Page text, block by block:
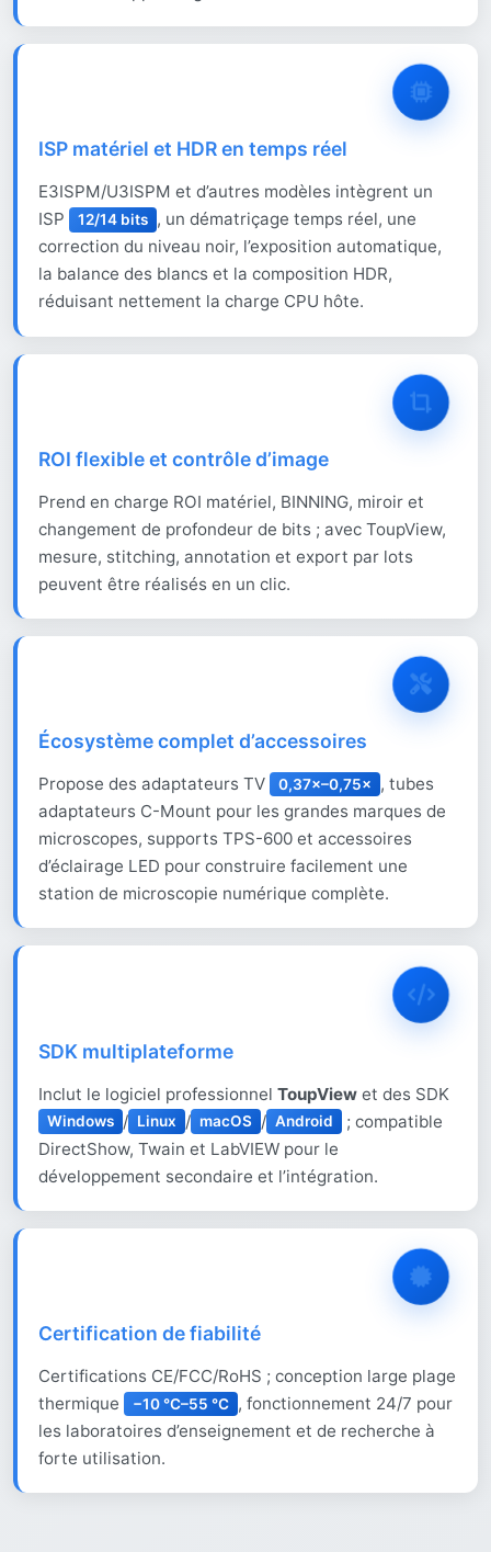
ISP matériel et HDR en temps réel
E3ISPM/U3ISPM et d’autres modèles intègrent un
ISP
12/14 bits , un dématriçage temps réel, une
correction du niveau noir, l’exposition automatique,
la balance des blancs et la composition HDR,
réduisant nettement la charge CPU hôte.
ROI flexible et contrôle d’image
Prend en charge ROI matériel, BINNING, miroir et
changement de profondeur de bits ; avec ToupView,
mesure, stitching, annotation et export par lots
peuvent être réalisés en un clic.
Écosystème complet d’accessoires
Propose des adaptateurs TV 0,37×–0,75×
, tubes
adaptateurs C-Mount pour les grandes marques de
microscopes, supports TPS-600 et accessoires
d’éclairage LED pour construire facilement une
station de microscopie numérique complète.
SDK multiplateforme
Inclut le logiciel professionnelToupView et des SDK
Windows / Linux / macOS / Android
; compatible
DirectShow, Twain et LabVIEW pour le
développement secondaire et l’intégration.
Certification de fiabilité
Certifications CE/FCC/RoHS ; conception large plage
thermique
−10 °C–55 °C , fonctionnement 24/7 pour
les laboratoires d’enseignement et de recherche à
forte utilisation.